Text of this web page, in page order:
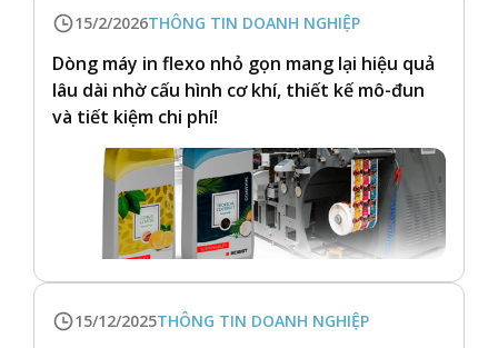
15/2/2026THÔNG TIN DOANH NGHIỆP
Dòng máy in flexo nhỏ gọn mang lại hiệu quả
lâu dài nhờ cấu hình cơ khí, thiết kế mô-đun
và tiết kiệm chi phí!
15/12/2025THÔNG TIN DOANH NGHIỆP